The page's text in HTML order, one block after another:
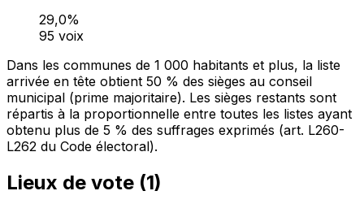
29,0%
95 voix
Dans les communes de 1 000 habitants et plus, la liste
arrivée en tête obtient 50 % des sièges au conseil
municipal (prime majoritaire). Les sièges restants sont
répartis à la proportionnelle entre toutes les listes ayant
obtenu plus de 5 % des suffrages exprimés (art. L260-
L262 du Code électoral).
Lieux de vote (1)